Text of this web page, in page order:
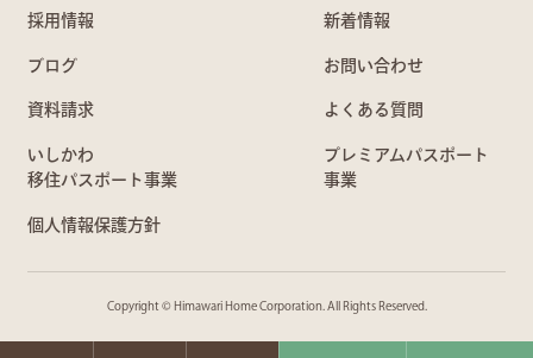
採用情報 新着情報
ブログ お問い合わせ
資料請求 よくある質問
いしかわ
移住パスポート事業
プレミアムパスポート
事業
個人情報保護方針
Copyright © Himawari Home Corporation. All Rights Reserved.